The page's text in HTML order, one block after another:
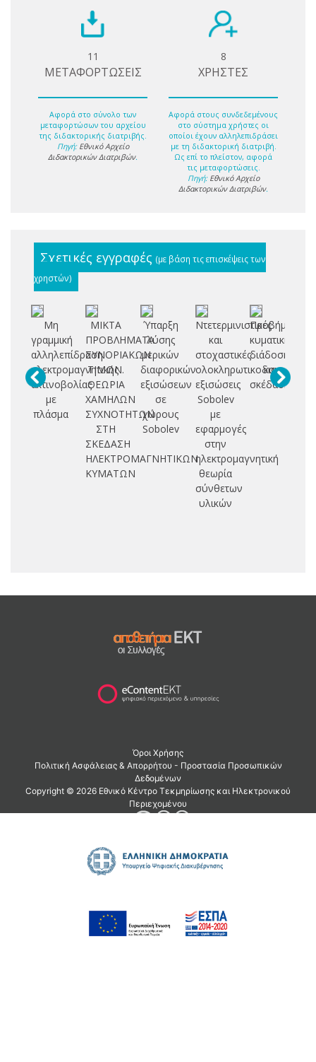
11
ΜΕΤΑΦΟΡΤΩΣΕΙΣ
Αφορά στο σύνολο των
μεταφορτώσων του αρχείου
της διδακτορικής διατριβής.
Πηγή: Εθνικό Αρχείο
Διδακτορικών Διατριβών.
8
ΧΡΗΣΤΕΣ
Αφορά στους συνδεδεμένους
στο σύστημα χρήστες οι
οποίοι έχουν αλληλεπιδράσει
με τη διδακτορική διατριβή.
Ως επί το πλείστον, αφορά
τις μεταφορτώσεις.
Πηγή: Εθνικό Αρχείο
Διδακτορικών Διατριβών.
Σχετικές εγγραφές (με βάση τις επισκέψεις των
χρηστών)
Μη
γραμμική
αλληλεπίδραση
ηλεκτρομαγνητικής
ακτινοβολίας
με
πλάσμα
ΜΙΚΤΑ
ΠΡΟΒΛΗΜΑΤΑ
ΣΥΝΟΡΙΑΚΩΝ
ΤΙΜΩΝ.
ΘΕΩΡΙΑ
ΧΑΜΗΛΩΝ
ΣΥΧΝΟΤΗΤΩΝ
ΣΤΗ
ΣΚΕΔΑΣΗ
ΗΛΕΚΤΡΟΜΑΓΝΗΤΙΚΩΝ
ΚΥΜΑΤΩΝ
Ύπαρξη
λύσης
μερικών
διαφορικών
εξισώσεων
σε
χώρους
Sobolev
Ντετερμινιστικές
και
στοχαστικές
ολοκληρωτικοδιαφορικές
εξισώσεις
Sobolev
με
εφαρμογές
στην
ηλεκτρομαγνητική
θεωρία
σύνθετων
υλικών
Προβήματα
κυματικής
διάδοσης
και
σκέδασης